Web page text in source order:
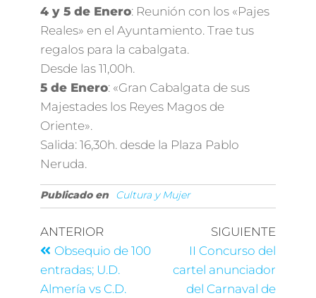
4 y 5 de Enero: Reunión con los «Pajes
Reales» en el Ayuntamiento. Trae tus
regalos para la cabalgata.
Desde las 11,00h.
5 de Enero: «Gran Cabalgata de sus
Majestades los Reyes Magos de
Oriente».
Salida: 16,30h. desde la Plaza Pablo
Neruda.
Publicado en Cultura y Mujer
ANTERIOR
Obsequio de 100
entradas; U.D.
Almería vs C.D.
SIGUIENTE
II Concurso del
cartel anunciador
del Carnaval de